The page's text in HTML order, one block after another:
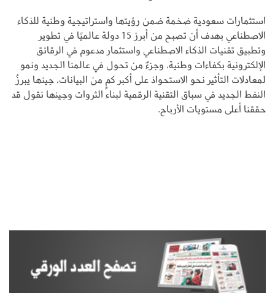
استثمارات سعودية ضخمة ضمن رؤيتها واستراتيجية وطنية للذكاء
الاصطناعي بهدف أن تصبح من أبرز 15 دولة عالميًا في تطوير
وتطبيق تقنيات الذكاء الاصطناعي واستثمار مدعوم في الرقائق
الإلكترونية بكفاءات وطنية، وجزءٌ من تحول في عالمنا الجديد ونمو
لمعادلات التأثير نحو الاستحواذ على أكبر كمٍ من البيانات، حِينها يبرزُ
النفط الجديد في سباق التقنية الرقمية لبناء الثروات وحِينها نقول قد
حققنا أعلى مستويات الأرباح.